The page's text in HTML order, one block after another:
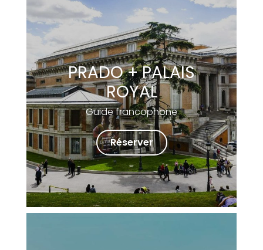
PRADO + PALAIS
ROYAL
Guide francophone
Réserver